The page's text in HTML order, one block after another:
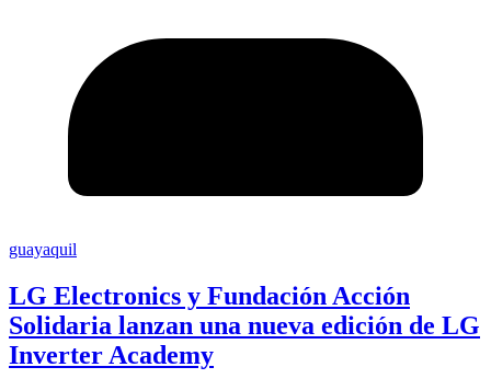
guayaquil
LG Electronics y Fundación Acción
Solidaria lanzan una nueva edición de LG
Inverter Academy